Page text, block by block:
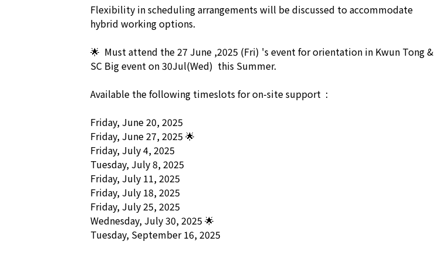
Flexibility in scheduling arrangements will be discussed to accommodate
hybrid working options.
🌟  Must attend the 27 June ,2025 (Fri) 's event for orientation in Kwun Tong &
SC Big event on 30Jul(Wed)  this Summer.
Available the following timeslots for on-site support  :
Friday, June 20, 2025
Friday, June 27, 2025 🌟
Friday, July 4, 2025
Tuesday, July 8, 2025
Friday, July 11, 2025
Friday, July 18, 2025
Friday, July 25, 2025
Wednesday, July 30, 2025 🌟
Tuesday, September 16, 2025